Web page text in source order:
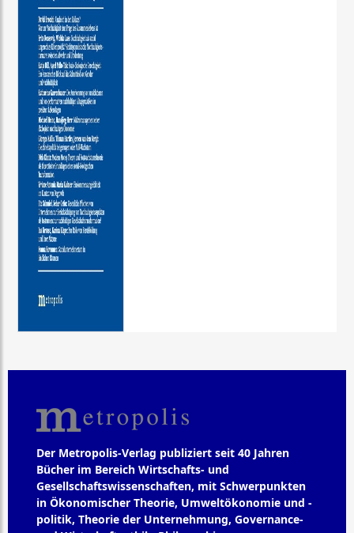
Der Metropolis-Verlag publiziert seit 40 Jahren
Bücher im Bereich Wirtschafts- und
Gesellschaftswissenschaften, mit Schwerpunkten
in Ökonomischer Theorie, Umweltökonomie und -
politik, Theorie der Unternehmung, Governance-